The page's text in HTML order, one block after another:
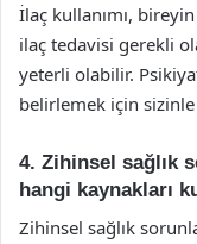
İlaç kullanımı,
ilaç tedavisi gerekli
yeterli olabilir.
belirlemek için sizinle
4. Zihinsel sağlık
hangi kaynakları
Zihinsel sağlık